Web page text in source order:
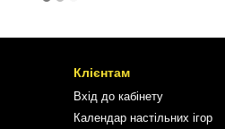
Клієнтам
Вхід до кабінету
Календар настільних ігор